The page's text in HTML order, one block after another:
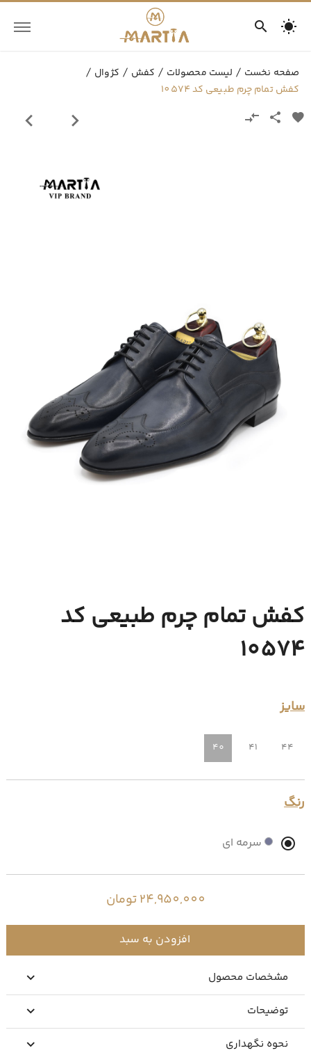
صفحه نخست لیست محصولات کفش
کژوال
کفش تمام چرم طبیعی کد 10574
کفش تمام چرم طبیعی کد
10574
سایز
44
41
40
رنگ
سرمه ای
24,950,000 تومان
افزودن به سبد
مشخصات محصول
توضیحات
نحوه نگهداری